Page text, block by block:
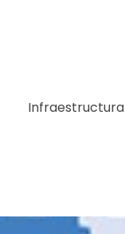
Infraestructura